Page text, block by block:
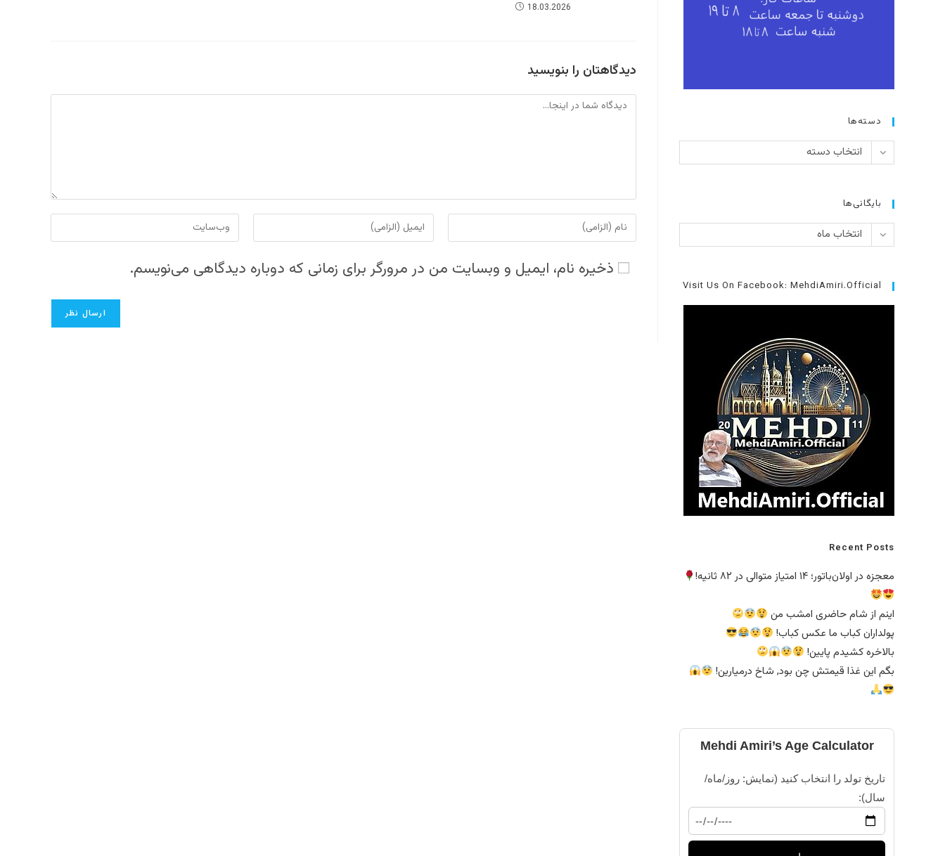
18.03.2026
دیدگاهتان را بنویسید
دیدگاه
برای
نظر
نام
برای
نظر
ایمیل‌تان
وب
خود
ذخیره نام، ایمیل و وبسایت من در مرورگر برای زمانی که دوباره دیدگاهی می‌نویسم.
دسته‌ها
دسته‌ها انتخاب دسته
بایگانی‌ها
بایگانی‌هاانتخاب ماه
Visit Us On Facebook: MehdiAmiri.Official
Recent Posts
معجزه در اولان‌باتور؛ ۱۴ امتیاز متوالی در ۸۲ ثانیه!
اینم از شام حاضری امشب من
پولداران کباب ما عکس کباب!
بالاخره کشیدم پایین!
بگم این غذا قیمتش چن بود, شاخ درمیارین!
Mehdi Amiri’s Age Calculator
تاریخ تولد را انتخاب کنید (نمایش: روز/ماه/
سال):